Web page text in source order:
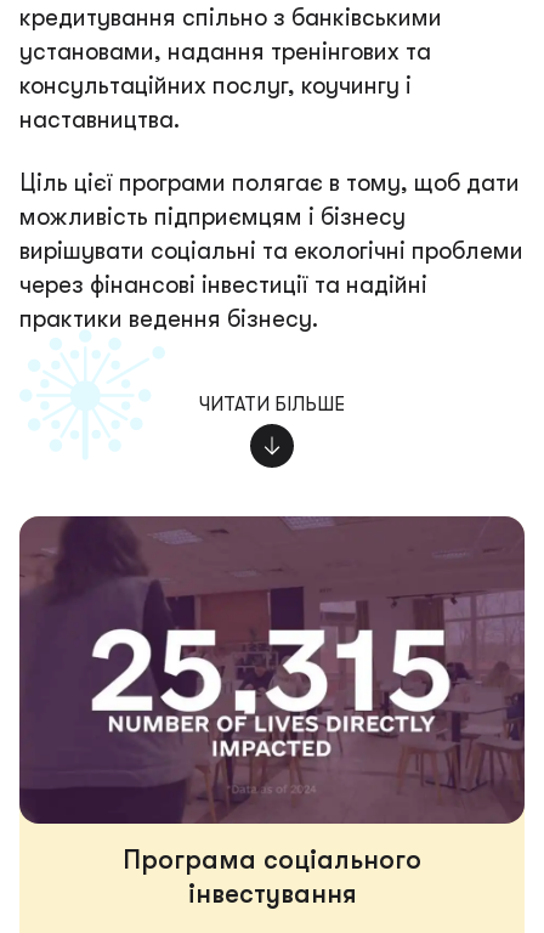
кредитування спільно з банківськими
установами, надання тренінгових та
консультаційних послуг, коучингу і
наставництва.
Ціль цієї програми полягає в тому, щоб дати
можливість підприємцям і бізнесу
вирішувати соціальні та екологічні проблеми
через фінансові інвестиції та надійні
практики ведення бізнесу.
ЧИТАТИ БІЛЬШЕ
Програма соціального
інвестування